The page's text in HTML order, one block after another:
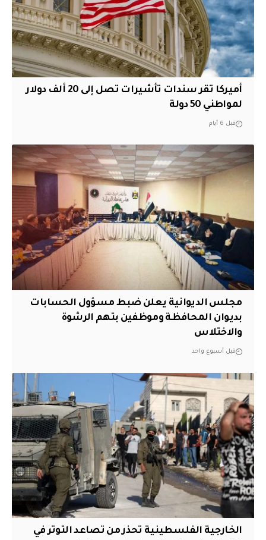
أميركا تقر سندات تأشيرات تصل إلى 20 ألف دولار
لمواطني 50 دولة
قبل 6 أيام
مجلس الديوانية يعلن ضبط مسؤول الحسابات
بديوان المحافظة وموظفين بتهم الرشوة
والاختلاس
قبل أسبوع واحد
الخارجية الفلسطينية تحذر من تصاعد التوتر في